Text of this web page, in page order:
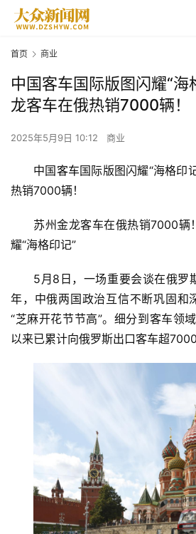
首页 商业
中国客车国际版图闪耀“海
龙客车在俄热销7000辆！
2025年5月9日 10:12 商业
中国客车国际版图闪耀“海格印
热销7000辆！
苏州金龙客车在俄热销7000辆
耀“海格印记”
5月8日，一场重要会谈在俄罗
年，中俄两国政治互信不断巩固和
“芝麻开花节节高”。细分到客车领
以来已累计向俄罗斯出口客车超7000